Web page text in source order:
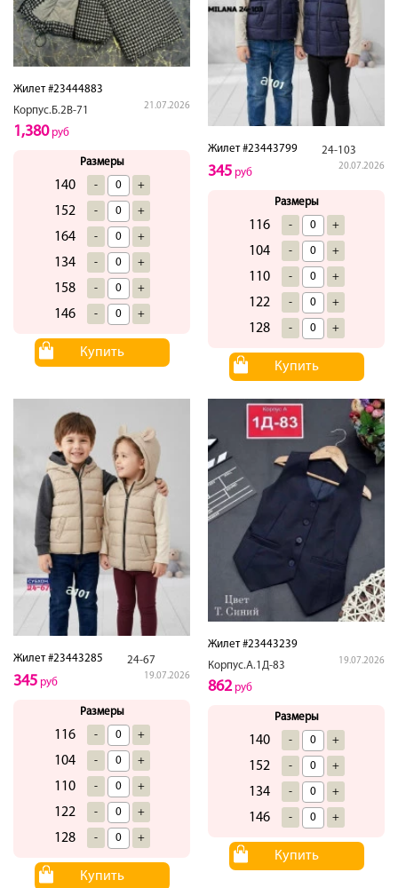
Жилет #23444883
Корпус.Б.2В-71
21.07.2026
1,380руб
Размеры
140 - +
152 - +
164 - +
134 - +
158 - +
146 - +
Купить
Жилет #23443799 24-103
20.07.2026
345 руб
Размеры
116 - +
104 - +
110 - +
122 - +
128 - +
Купить
Жилет #23443285 24-67
19.07.2026
345 руб
Размеры
116 - +
104 - +
110 - +
122 - +
128 - +
Купить
Жилет #23443239
Корпус.А.1Д-83
19.07.2026
862руб
Размеры
140 - +
152 - +
134 - +
146 - +
Купить